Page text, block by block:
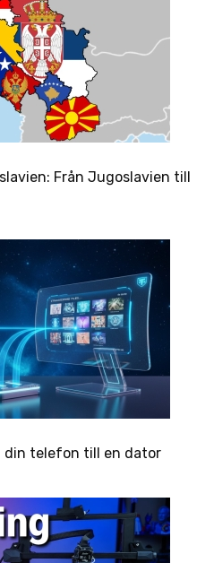
Från Jugoslavien till
telefon till en dator